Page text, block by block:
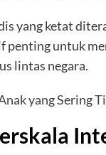
yang ketat
untuk
lintas negara.
yang Sering